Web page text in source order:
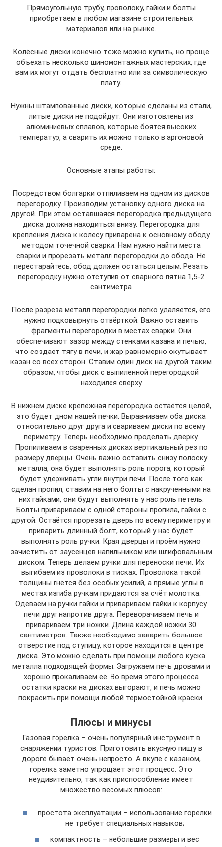
Прямоугольную трубу, проволоку, гайки и болты
приобретаем в любом магазине строительных
материалов или на рынке.
Колёсные диски конечно тоже можно купить, но проще
объехать несколько шиномонтажных мастерских, где
вам их могут отдать бесплатно или за символическую
плату.
Нужны штампованные диски, которые сделаны из стали,
литые диски не подойдут. Они изготовлены из
алюминиевых сплавов, которые боятся высоких
температур, а сварить их можно только в аргоновой
среде.
Основные этапы работы:
Посредством болгарки отпиливаем на одном из дисков
перегородку. Производим установку одного диска на
другой. При этом оставшаяся перегородка предыдущего
диска должна находиться внизу. Перегородка для
крепления диска к колесу приварена к основному ободу
методом точечной сварки. Нам нужно найти места
сварки и прорезать металл перегородки до обода. Не
перестарайтесь, обод должен остаться целым. Резать
перегородку нужно отступив от сварного пятна 1,5-2
сантиметра
После разреза металл перегородки легко удаляется, его
нужно подковырнуть отвёрткой. Важно оставить
фрагменты перегородки в местах сварки. Они
обеспечивают зазор между стенками казана и печью,
что создает тягу в печи, и жар равномерно окутывает
казан со всех сторон. Ставим один диск на другой таким
образом, чтобы диск с выпиленной перегородкой
находился сверху
В нижнем диске крепёжная перегородка остаётся целой,
это будет дном нашей печки. Выравниваем оба диска
относительно друг друга и свариваем диски по всему
периметру. Теперь необходимо проделать дверку.
Пропиливаем в сваренных дисках вертикальный рез по
размеру дверцы. Очень важно оставить снизу полоску
металла, она будет выполнять роль порога, который
будет удерживать угли внутри печи. После того как
сделан пропил, ставим на него болты с накрученными на
них гайками, они будут выполнять у нас роль петель.
Болты привариваем с одной стороны пропила, гайки с
другой. Остаётся прорезать дверь по всему периметру и
приварить длинный болт, который у нас будет
выполнять роль ручки. Края дверцы и проём нужно
зачистить от заусенцев напильником или шлифовальным
диском. Теперь делаем ручки для переноски печи. Их
выгибаем из проволоки в тисках. Проволока такой
толщины гнётся без особых усилий, а прямые углы в
местах изгиба ручкам придаются за счёт молотка.
Одеваем на ручки гайки и привариваем гайки к корпусу
печи друг напротив друга. Переворачиваем печь и
привариваем три ножки. Длина каждой ножки 30
сантиметров. Также необходимо заварить большое
отверстие под ступицу, которое находится в центре
диска. Это можно сделать при помощи любого куска
металла подходящей формы. Загружаем печь дровами и
хорошо прокаливаем её. Во время этого процесса
остатки краски на дисках выгорают, и печь можно
покрасить при помощи любой термостойкой краски.
Плюсы и минусы
Газовая горелка – очень популярный инструмент в
снаряжении туристов. Приготовить вкусную пищу в
дороге бывает очень непросто. А вкупе с казаном,
горелка заметно упрощает этот процесс. Это
неудивительно, так как приспособление имеет
множество весомых плюсов:
простота эксплуатации – использование горелки
не требует специальных навыков;
компактность – небольшие размеры и вес